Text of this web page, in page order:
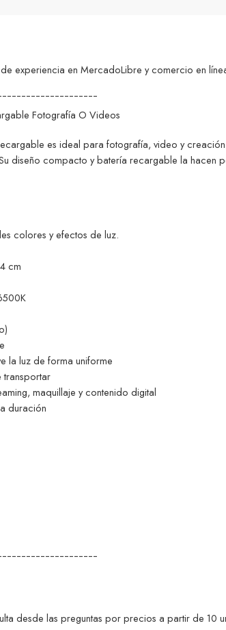
experiencia en MercadoLibre y comercio en
Fotografía O Videos
es ideal para fotografía, video y
diseño compacto y batería recargable la hacen
colores y efectos de luz.
cm
la luz de forma uniforme
transportar
maquillaje y contenido digital
duración
desde las preguntas por precios a partir de